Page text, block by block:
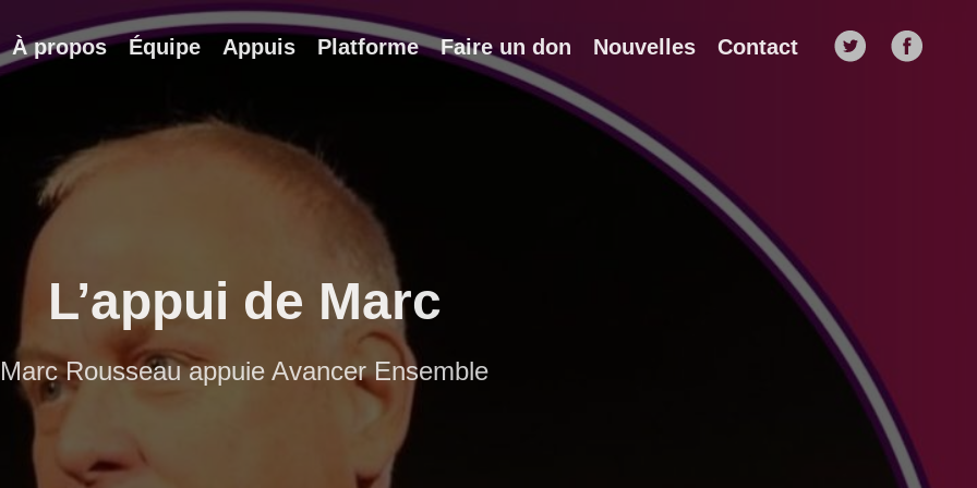
À propos Équipe Appuis Platforme Faire un don Nouvelles Contact
L’appui de Marc
Marc Rousseau appuie Avancer Ensemble